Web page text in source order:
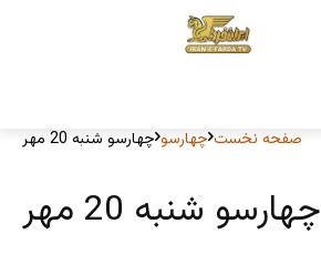
صفحه نخست چهارسو چهارسو شنبه 20 مهر
چهارسو شنبه 20 مهر